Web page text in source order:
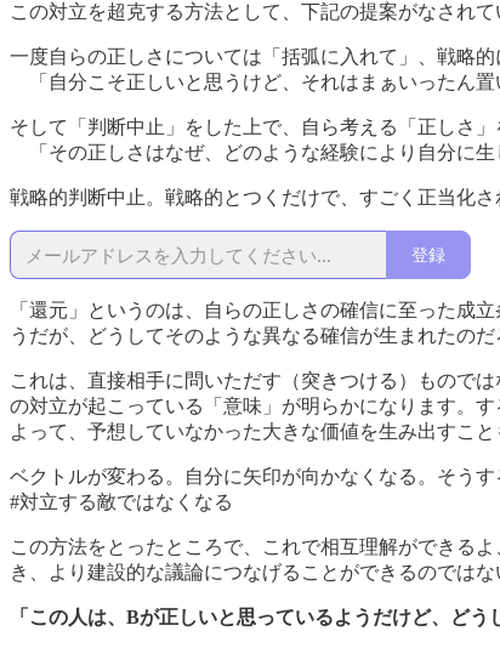
この対立を超克する方法として、下記の提案がなされて
一度自らの正しさについては「括弧に入れて」、戦略的
「自分こそ正しいと思うけど、それはまぁいったん置
そして「判断中止」をした上で、自ら考える「正しさ」
「その正しさはなぜ、どのような経験により自分に生
戦略的判断中止。戦略的とつくだけで、すごく正当化
登録
「還元」というのは、自らの正しさの確信に至った成
うだが、どうしてそのような異なる確信が生まれたの
これは、直接相手に問いただす（突きつける）もので
の対立が起こっている「意味」が明らかになります。
よって、予想していなかった大きな価値を生み出すこと
ベクトルが変わる。自分に矢印が向かなくなる。そう
#対立する敵ではなくなる
この方法をとったところで、これで相互理解ができる
き、より建設的な議論につなげることができるのではな
「この人は、Bが正しいと思っているようだけど、どう